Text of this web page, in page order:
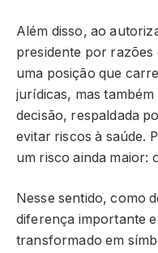
Além disso, ao
presidente por razões
uma posição que
jurídicas, mas
decisão, respaldada
evitar riscos à saúde.
um risco ainda maior:
Nesse sentido, como
diferença importante
transformado em